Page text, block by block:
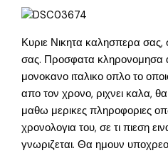
Κυριε Νικητα καλησπερα σας,
σας. Προσφατα κληρονομησα
μονοκανο ιταλικο οπλο το
απο τον χρονο, ριχνει καλα,
μαθω μερικες πληροφοριες
χρονολογια του, σε τι πιεση
γνωριζεται. Θα ημουν